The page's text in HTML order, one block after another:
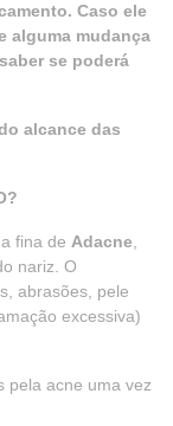
Caso ele
alguma mudança
se poderá
alcance das
fina de Adacne
nariz. O
abrasões, pele
excessiva)
pela acne uma vez